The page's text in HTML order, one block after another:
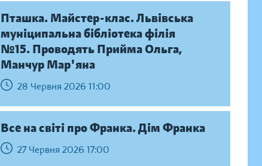
Пташка. Майстер-клас. Львівська
муніципальна бібліотека філія
№15. Проводять Прийма Ольга,
Манчур Мар'яна
28 Червня 2026 11:00
Все на світі про Франка. Дім Франка
27 Червня 2026 17:00